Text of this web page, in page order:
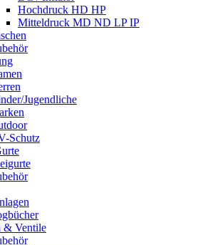
Hochdruck HD HP
Mitteldruck MD ND LP IP
Jugendliche
Schutz
& Ventile